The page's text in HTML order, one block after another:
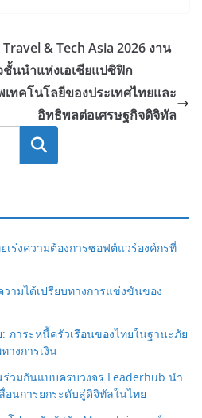
& Tech Asia 2026 งาน
นนำแห่งเอเชียแปซิฟิก
ทคโนโลยีของประเทศไทยและ
อิทธิพลต่อเศรษฐกิจดิจิทัล
Search
เร่งความต้องการซอฟต์แวร์องค์กรที่
ามได้เปรียบทางการแข่งขันของ
ภาระหนี้ครัวเรือนของไทยในฐานะภัย
างการเงิน
วมกันแบบครบวงจร Leaderhub นำ
นการยกระดับสู่ดิจิทัลในไทย